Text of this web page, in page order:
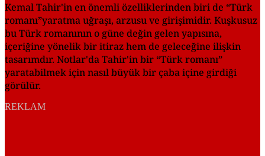
Kemal Tahir'in en önemli özelliklerinden biri de “Türk
romanı”yaratma uğraşı, arzusu ve girişimidir. Kuşkusuz
bu Türk romanının o güne değin gelen yapısına,
içeriğine yönelik bir itiraz hem de geleceğine ilişkin
tasarımdır. Notlar'da Tahir'in bir “Türk romanı”
yaratabilmek için nasıl büyük bir çaba içine girdiği
görülür.
REKLAM